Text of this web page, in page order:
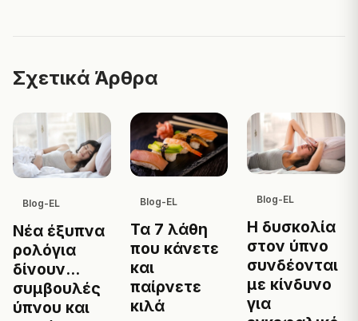
Σχετικά Άρθρα
Blog-EL
Νέα έξυπνα
ρολόγια
δίνουν...
συμβουλές
ύπνου και
Blog-EL
Τα 7 λάθη
που κάνετε
και
παίρνετε
κιλά
Blog-EL
Η δυσκολία
στον ύπνο
συνδέονται
με κίνδυνο
για